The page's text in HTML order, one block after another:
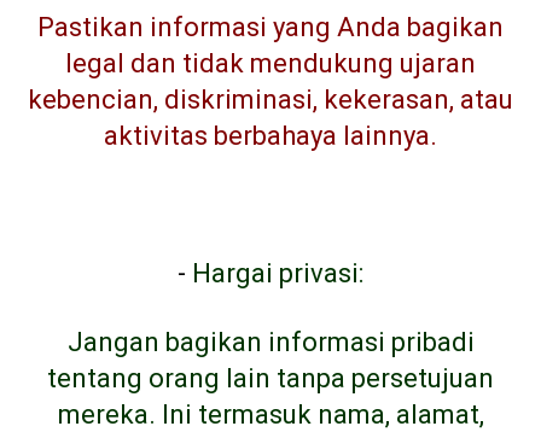
Pastikan informasi yang Anda bagikan
legal dan tidak mendukung ujaran
kebencian, diskriminasi, kekerasan, atau
aktivitas berbahaya lainnya.
- Hargai privasi:
Jangan bagikan informasi pribadi
tentang orang lain tanpa persetujuan
mereka. Ini termasuk nama, alamat,